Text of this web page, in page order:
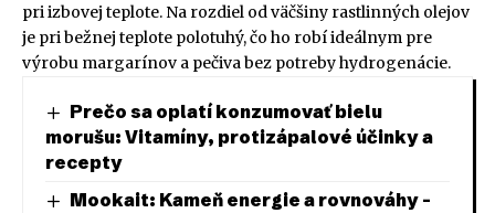
pri izbovej teplote. Na rozdiel od väčšiny rastlinných olejov
je pri bežnej teplote polotuhý, čo ho robí ideálnym pre
výrobu margarínov a pečiva bez potreby hydrogenácie.
Prečo sa oplatí konzumovať bielu
morušu: Vitamíny, protizápalové účinky a
recepty
Mookait: Kameň energie a rovnováhy –